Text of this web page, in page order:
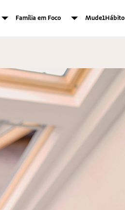
Família em Foco Mude1Hábito